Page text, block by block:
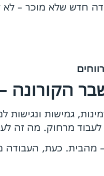
חדש שלא מוכר – לא
הקורונה
גמישות
לעבוד מרחוק. מה זה
כעת, העבודה